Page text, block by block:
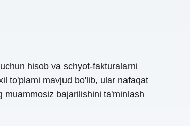
hisob va schyot-fakturalarni
to'plami mavjud bo'lib, ular nafaqat
bajarilishini ta'minlash